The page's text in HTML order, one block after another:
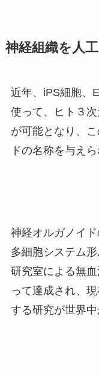
神経組織を人
近年、 iPS細胞、
使って、ヒト３
が可能となり、
ドの名称を与え
神経オルガノイ
多細胞システム
研究室による無
って達成され、
する研究が世界中